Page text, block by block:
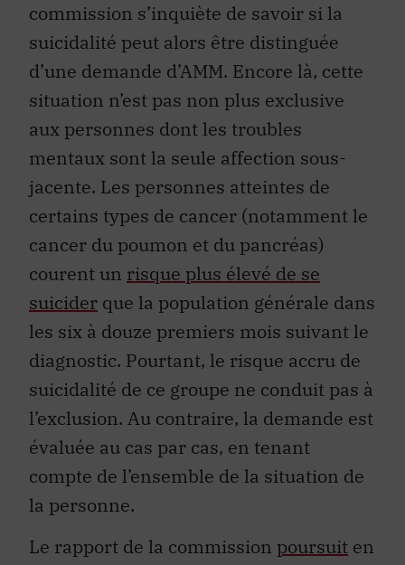
commission s’inquiète de savoir si la
suicidalité peut alors être distinguée
d’une demande d’AMM. Encore là, cette
situation n’est pas non plus exclusive
aux personnes dont les troubles
mentaux sont la seule affection sous-
jacente. Les personnes atteintes de
certains types de cancer (notamment le
cancer du poumon et du pancréas)
courent un risque plus élevé de se
suicider que la population générale dans
les six à douze premiers mois suivant le
diagnostic. Pourtant, le risque accru de
suicidalité de ce groupe ne conduit pas à
l’exclusion. Au contraire, la demande est
évaluée au cas par cas, en tenant
compte de l’ensemble de la situation de
la personne.
Le rapport de la commission poursuit en